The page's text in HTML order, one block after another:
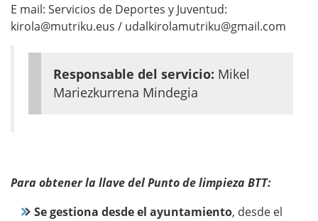
E mail: Servicios de Deportes y Juventud:
kirola@mutriku.eus / udalkirolamutriku@gmail.com
Responsable del servicio: Mikel
Mariezkurrena Mindegia
Para obtener la llave del Punto de limpieza BTT:
Se gestiona desde el ayuntamiento, desde el